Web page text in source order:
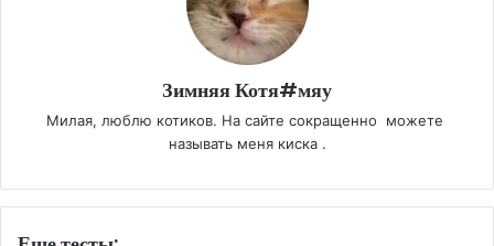
Зимняя Котя#мяу
Милая, люблю котиков. На сайте сокращенно можете
называть меня киска .